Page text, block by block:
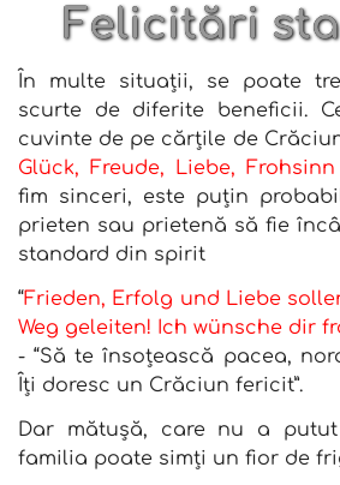
Felicitări
În multe situații, se poate
scurte de diferite beneficii.
cuvinte de pe cărțile de
Glück, Freude, Liebe, Frohsinn
fim sinceri, este puțin
prieten sau prietenă să fie
standard din spirit
“Frieden, Erfolg und Liebe
Weg geleiten! Ich wünsche dir
- “Să te însoțească pacea,
Îți doresc un Crăciun fericit”.
Dar mătușă, care nu a
familia poate simți un fior de